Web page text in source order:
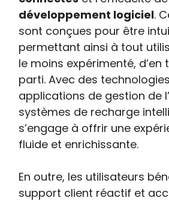
développement logiciel.
sont conçues pour être
permettant ainsi à tout
le moins expérimenté, d’en
parti. Avec des
applications de gestion de
systèmes de recharge
s’engage à offrir une
fluide et enrichissante.
En outre, les utilisateurs
support client réactif et